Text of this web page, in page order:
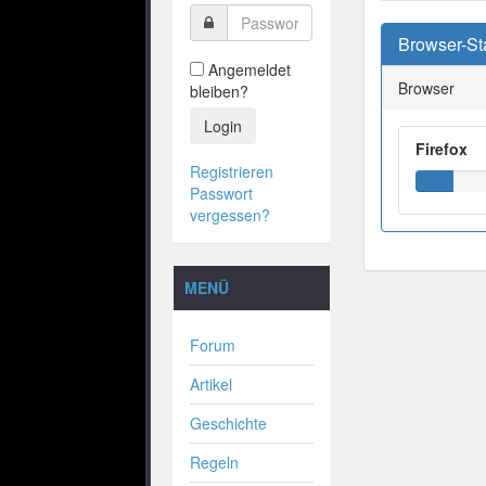
Angemeldet
bleiben?
Login
Registrieren
Passwort
vergessen?
MENÜ
Forum
Artikel
Geschichte
Regeln
Browser-
Browser
Firefox